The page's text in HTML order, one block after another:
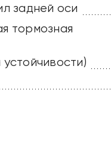
задней оси
тормозная